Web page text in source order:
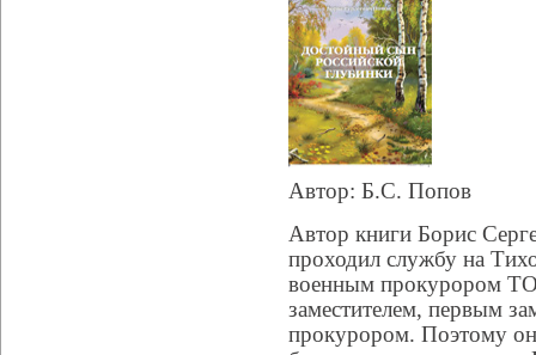
Автор: Б.С. Попов
Автор книги Борис
проходил службу на
военным прокурором
заместителем, первым
прокурором. Поэтому